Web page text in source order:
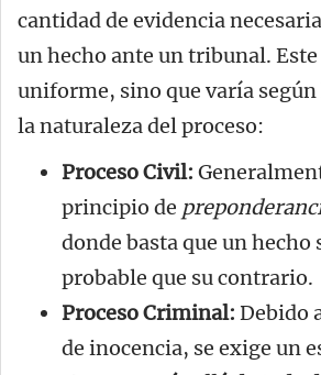
cantidad de evidencia
un hecho ante un tribunal.
uniforme, sino que varía
la naturaleza del proceso:
Proceso Civil:
principio de
donde basta que un hecho
probable que su contrario.
Proceso Criminal: Debido
de inocencia, se exige un